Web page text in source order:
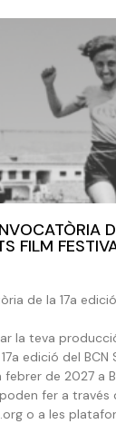
FILM
de la 17a
la teva
edició del BCN
febrer de 2027 a
fer a través
o a les